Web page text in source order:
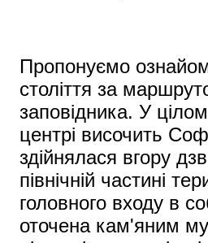
Пропонуємо
століття за
заповідника. У
центрі височить
здійнялася вгору
північній частині
головного входу в
оточена кам'яним